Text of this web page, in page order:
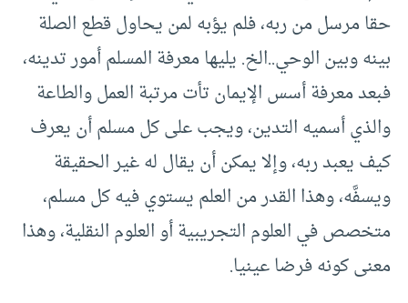
حقا مرسل من ربه، فلم يؤبه لمن يحاول قطع الصلة
بينه وبين الوحي..الخ. يليها معرفة المسلم أمور تدينه،
فبعد معرفة أسس الإيمان تأت مرتبة العمل والطاعة
والذي أسميه التدين، ويجب على كل مسلم أن يعرف
كيف يعبد ربه، وإلا يمكن أن يقال له غير الحقيقة
ويسفَّه، وهذا القدر من العلم يستوي فيه كل مسلم،
متخصص في العلوم التجريبية أو العلوم النقلية، وهذا
معنى كونه فرضا عينيا.